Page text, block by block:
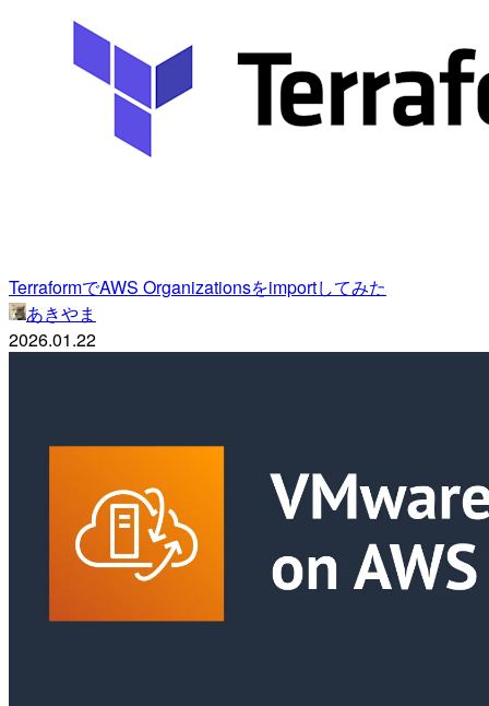
TerraformでAWS Organizationsをimportしてみた
あきやま
2026.01.22